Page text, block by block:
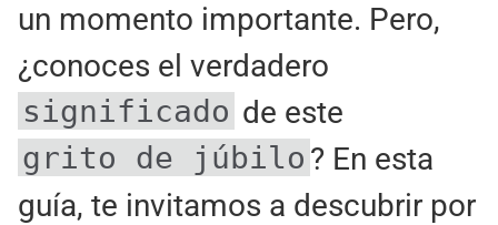
un momento importante. Pero,
¿conoces el verdadero
significado de este
grito de júbilo ? En esta
guía, te invitamos a descubrir por